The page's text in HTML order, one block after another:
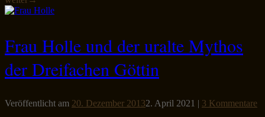
Frau Holle und der uralte Mythos
der Dreifachen Göttin
Veröffentlicht am 20. Dezember 20132. April 2021 | 3 Kommentare